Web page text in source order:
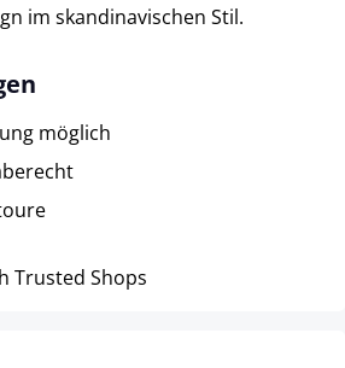
im skandinavischen Stil.
möglich
Trusted Shops